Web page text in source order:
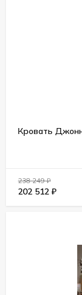
Кровать
238 249₽
202 512 ₽